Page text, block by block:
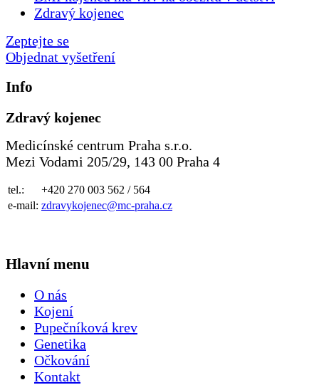
Zdravý kojenec
Zeptejte se
Objednat vyšetření
Info
Zdravý kojenec
Medicínské centrum Praha s.r.o.
Mezi Vodami 205/29, 143 00 Praha 4
tel.:
+420 270 003 562 / 564
e-mail: zdravykojenec@mc-praha.cz
Hlavní menu
O nás
Kojení
Pupečníková krev
Genetika
Očkování
Kontakt